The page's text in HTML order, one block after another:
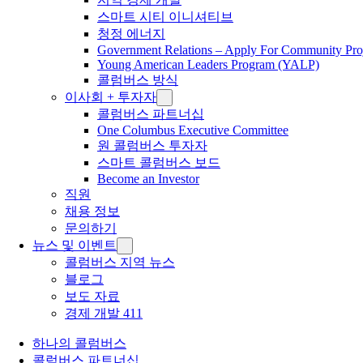
스마트 시티 이니셔티브
청정 에너지
Government Relations – Apply For Community
Young American Leaders Program (YALP)
콜럼버스 방식
이사회 + 투자자
콜럼버스 파트너십
One Columbus Executive Committee
원 콜럼버스 투자자
스마트 콜럼버스 보드
Become an Investor
직원
채용 정보
문의하기
뉴스 및 이벤트
콜럼버스 지역 뉴스
블로그
보도 자료
경제 개발 411
하나의 콜럼버스